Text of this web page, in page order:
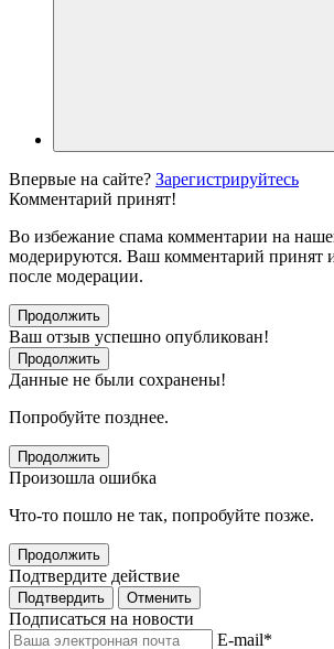
Впервые на сайте? Зарегистрируйтесь
Комментарий принят!
Во избежание спама комментарии на
модерируются. Ваш комментарий принят
после модерации.
Продолжить
Ваш отзыв успешно опубликован!
Продолжить
Данные не были сохранены!
Попробуйте позднее.
Продолжить
Произошла ошибка
Что-то пошло не так, попробуйте позже.
Продолжить
Подтвердите действие
Подтвердить Отменить
Подписаться на новости
E-mail*